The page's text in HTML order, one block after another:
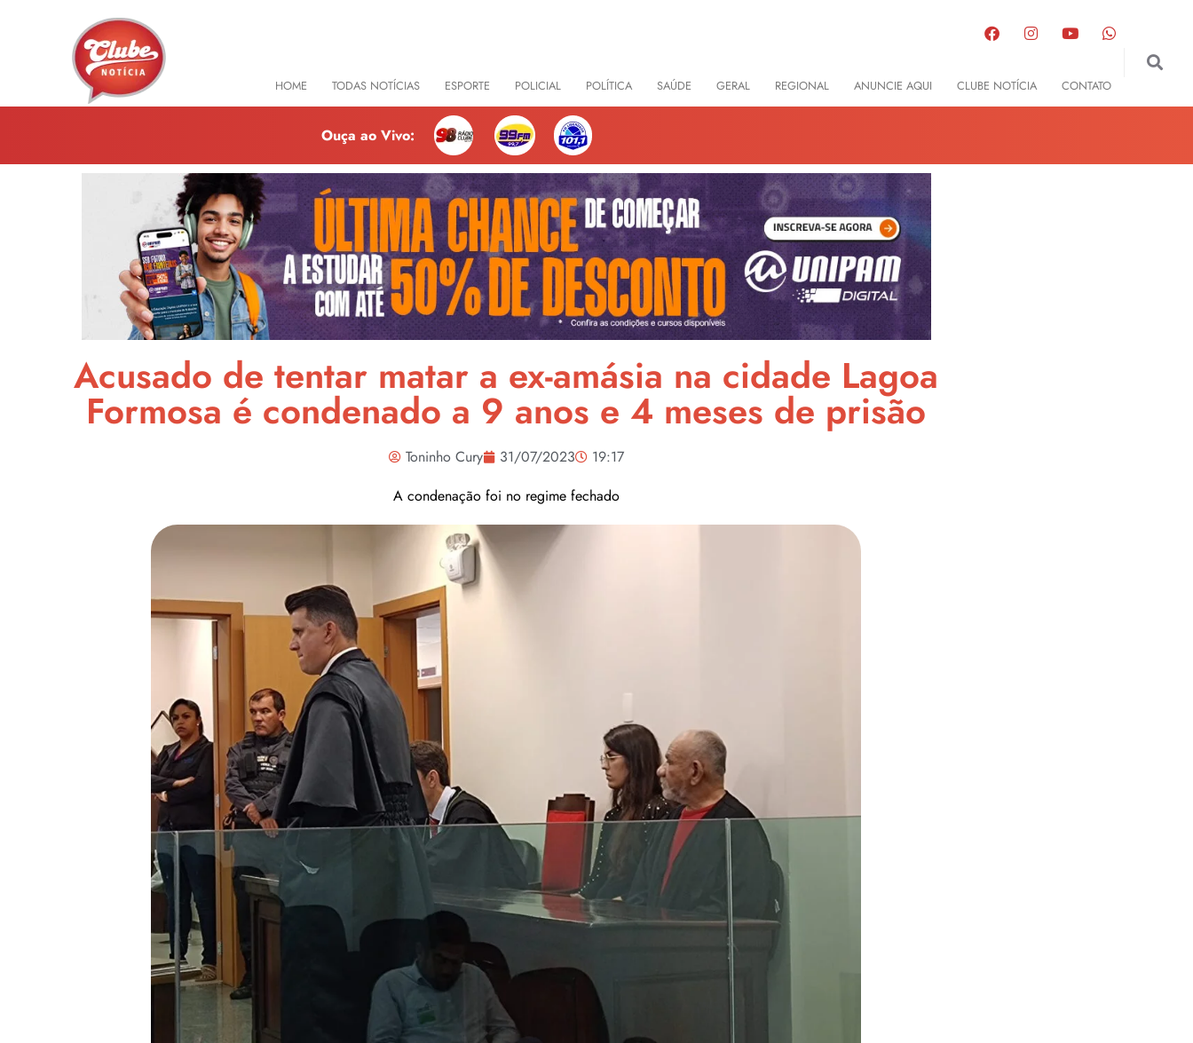
HOME TODAS NOTÍCIAS ESPORTE POLICIAL POLÍTICA SAÚDE GERAL REGIONAL ANUNCIE AQUI CLUBE NOTÍCIA CONTATO
Ouça ao Vivo:
Acusado de tentar matar a ex-amásia na cidade Lagoa
Formosa é condenado a 9 anos e 4 meses de prisão
Toninho Cury 31/07/2023
19:17
A condenação foi no regime fechado